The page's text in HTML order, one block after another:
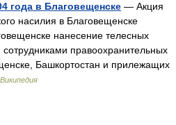
года в Благовещенске — Акция
насилия в Благовещенске
нанесение телесных
правоохранительных
Башкортостан и прилежащих
Википедия